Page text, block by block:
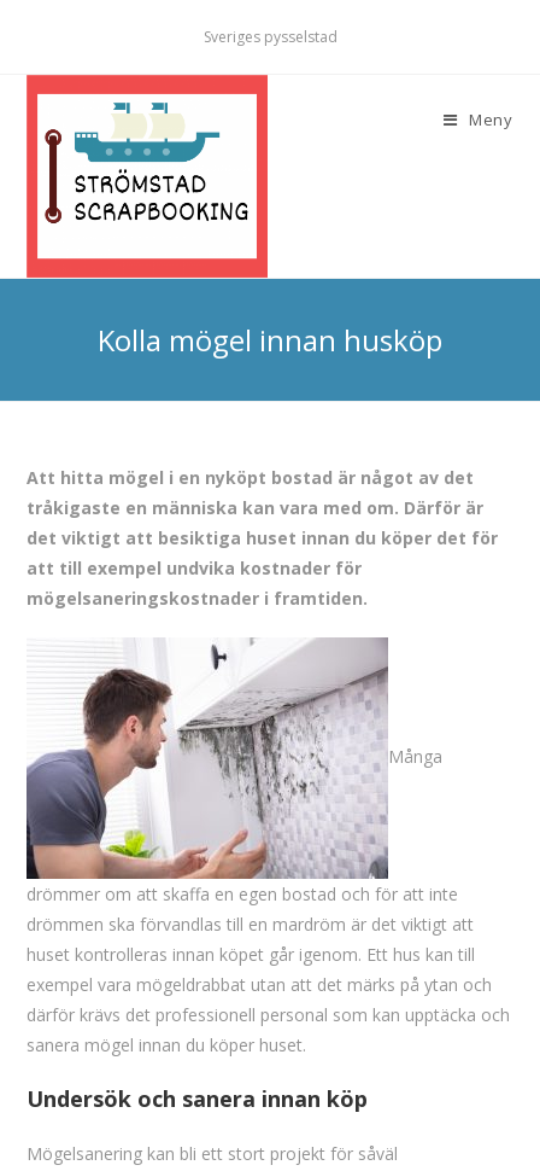
Sveriges pysselstad
Meny
Kolla mögel innan husköp
Att hitta mögel i en nyköpt bostad är något av det
tråkigaste en människa kan vara med om. Därför är
det viktigt att besiktiga huset innan du köper det för
att till exempel undvika kostnader för
mögelsaneringskostnader i framtiden.
Många
drömmer om att skaffa en egen bostad och för att inte
drömmen ska förvandlas till en mardröm är det viktigt att
huset kontrolleras innan köpet går igenom. Ett hus kan till
exempel vara mögeldrabbat utan att det märks på ytan och
därför krävs det professionell personal som kan upptäcka och
sanera mögel innan du köper huset.
Undersök och sanera innan köp
Mögelsanering kan bli ett stort projekt för såväl